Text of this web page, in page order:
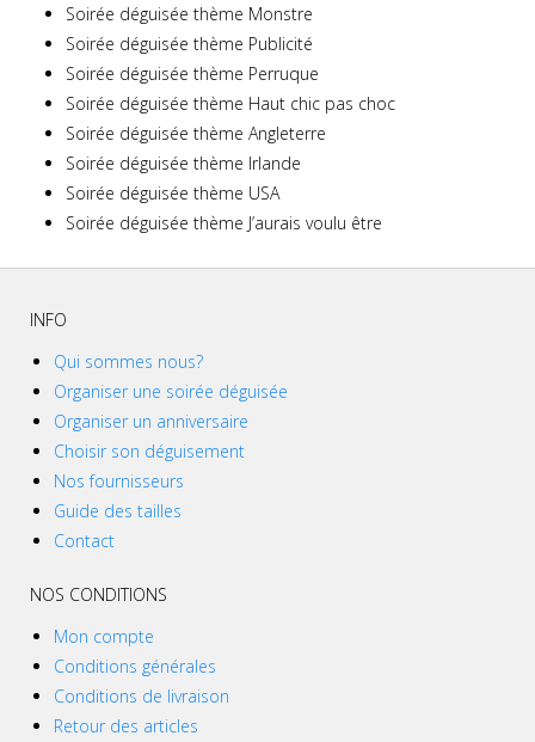
Soirée déguisée thème Monstre
Soirée déguisée thème Publicité
Soirée déguisée thème Perruque
Soirée déguisée thème Haut chic pas choc
Soirée déguisée thème Angleterre
Soirée déguisée thème Irlande
Soirée déguisée thème USA
Soirée déguisée thème J’aurais voulu être
INFO
Qui sommes nous?
Organiser une soirée déguisée
Organiser un anniversaire
Choisir son déguisement
Nos fournisseurs
Guide des tailles
Contact
NOS CONDITIONS
Mon compte
Conditions générales
Conditions de livraison
Retour des articles